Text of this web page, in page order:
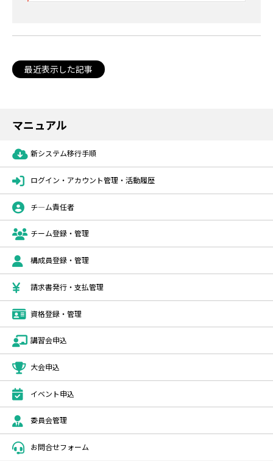
最近表示した記事
マニュアル
新システム移行手順
ログイン・アカウント管理・活動履歴
チ―ム責任者
チーム登録・管理
構成員登録・管理
請求書発行・支払管理
資格登録・管理
講習会申込
大会申込
イベント申込
委員会管理
お問合せフォーム